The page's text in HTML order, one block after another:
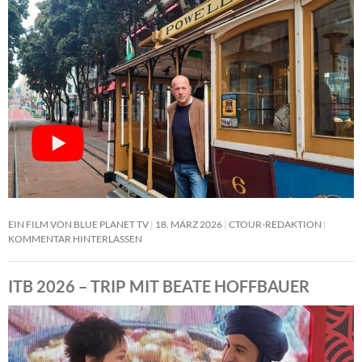
EIN FILM VON BLUE PLANET TV 18. MÄRZ 2026 CTOUR-REDAKTION
KOMMENTAR HINTERLASSEN
ITB 2026 – TRIP MIT BEATE HOFFBAUER